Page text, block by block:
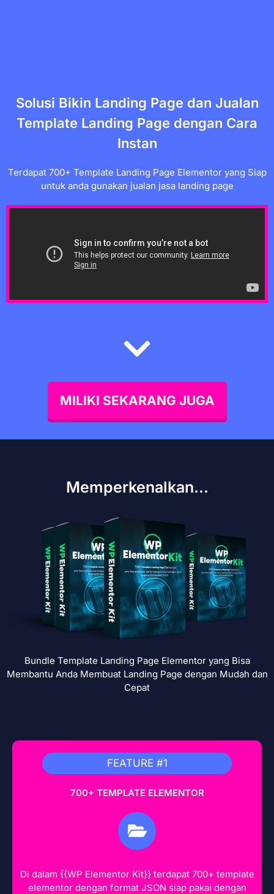
Solusi Bikin Landing Page dan Jualan
Template Landing Page dengan Cara
Instan
Terdapat 700+ Template Landing Page Elementor yang Siap
untuk anda gunakan jualan jasa landing page
MILIKI SEKARANG JUGA
Memperkenalkan...
Bundle Template Landing Page Elementor yang Bisa
Membantu Anda Membuat Landing Page dengan Mudah dan
Cepat
FEATURE #1
700+ TEMPLATE ELEMENTOR
Di dalam {{WP Elementor Kit}} terdapat 700+ template
elementor dengan format JSON siap pakai dengan